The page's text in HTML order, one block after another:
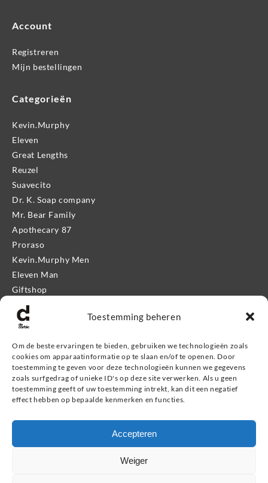
Toestemming beheren
Om de beste ervaringen te bieden, gebruiken we technologieën zoals
cookies om apparaatinformatie op te slaan en/of te openen. Door
toestemming te geven voor deze technologieën kunnen we gegevens
zoals surfgedrag of unieke ID's op deze site verwerken. Als u geen
toestemming geeft of uw toestemming intrekt, kan dit een negatief
effect hebben op bepaalde kenmerken en functies.
Accepteren
Weiger
Account
Registreren
Mijn bestellingen
Categorieën
Kevin.Murphy
Eleven
Great Lengths
Reuzel
Suavecito
Dr. K. Soap company
Mr. Bear Family
Apothecary 87
Proraso
Kevin.Murphy Men
Eleven Man
Giftshop
Informatie
Service & contact
Retourneren, ruilen & garantie
Veel gestelde vragen
Privacybeleid
Zoeken